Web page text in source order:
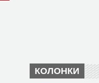
КОЛОНКИ